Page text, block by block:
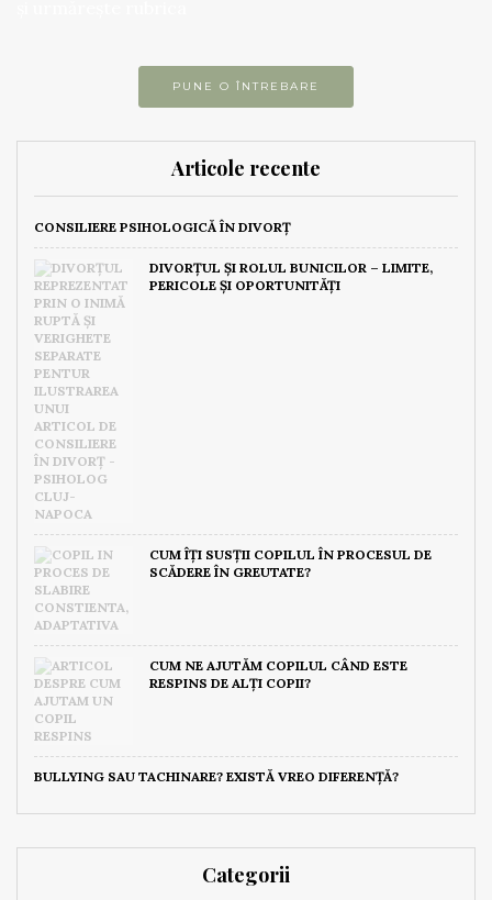
PUNE O ÎNTREBARE
Articole recente
CONSILIERE PSIHOLOGICĂ ÎN DIVORȚ
DIVORȚUL ȘI ROLUL BUNICILOR – LIMITE,
PERICOLE ȘI OPORTUNITĂȚI
CUM ÎȚI SUSȚII COPILUL ÎN PROCESUL DE
SCĂDERE ÎN GREUTATE?
CUM NE AJUTĂM COPILUL CÂND ESTE
RESPINS DE ALȚI COPII?
BULLYING SAU TACHINARE? EXISTĂ VREO DIFERENȚĂ?
Categorii